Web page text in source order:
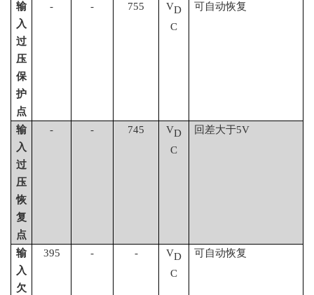
输
入
过
压
保
护
点
- - 755 VD
C
可自动恢复
输
入
过
压
恢
复
点
- - 745 VD
C
回差大于5V
输
入
欠
395 - - VD
C
可自动恢复